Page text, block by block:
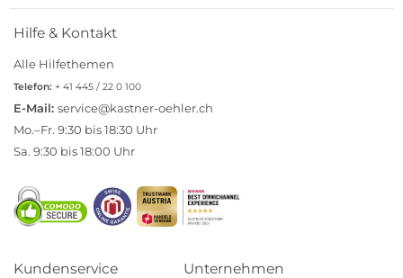
Hilfe & Kontakt
Alle Hilfethemen
Telefon: + 41 445 / 22 0 100
E-Mail: service@kastner-oehler.ch
Mo.–Fr. 9:30 bis 18:30 Uhr
Sa. 9:30 bis 18:00 Uhr
Kundenservice Unternehmen